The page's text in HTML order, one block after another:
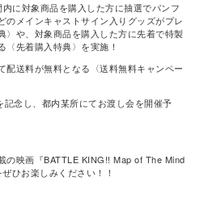
に対象商品を購入した方に抽選でパンフ
のメインキャストサイン入りグッズがプレ
〉や、対象商品を購入した方に先着で特製
先着購入特典〉を実施！
配送料が無料となる〈送料無料キャンペー
念し、都内某所にてお渡し会を開催予
の映画『BATTLE KING!! Map of The Mind
ひお楽しみください！！